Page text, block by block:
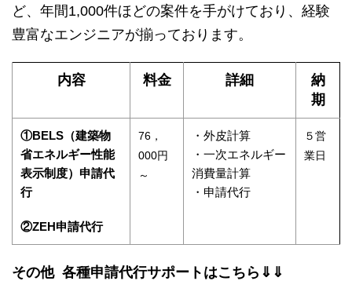
ど、年間1,000件ほどの案件を手がけており、経験
豊富なエンジニアが揃っております。
内容 料金 詳細
納
期
①BELS（建築物
省エネルギー性能
表示制度）申請代
行
②ZEH申請代行
76，
000円
～
・外皮計算
・一次エネルギー
消費量計算
・申請代行
５営
業日
その他 各種申請代行サポートはこちら⇓⇓